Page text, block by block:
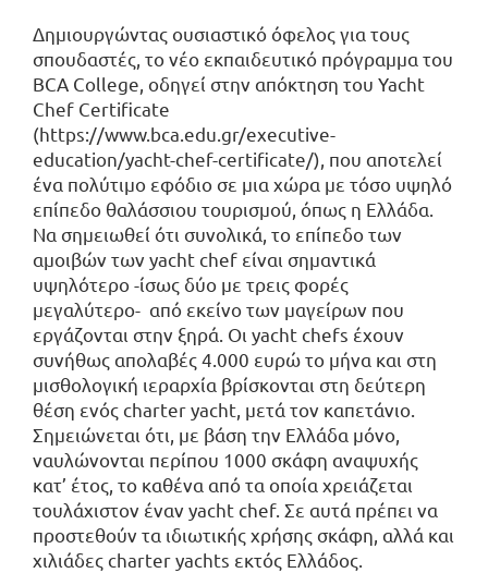
Δημιουργώντας ουσιαστικό όφελος για τους
σπουδαστές, τo νέο εκπαιδευτικό πρόγραμμα του
BCA College, οδηγεί στην απόκτηση του Yacht
Chef Certificate
(https://www.bca.edu.gr/executive-
education/yacht-chef-certificate/), που αποτελεί
ένα πολύτιμο εφόδιο σε μια χώρα με τόσο υψηλό
επίπεδο θαλάσσιου τουρισμού, όπως η Ελλάδα.
Να σημειωθεί ότι συνολικά, το επίπεδο των
αμοιβών των yacht chef είναι σημαντικά
υψηλότερο -ίσως δύο με τρεις φορές
μεγαλύτερο- από εκείνο των μαγείρων που
εργάζονται στην ξηρά. Οι yacht chefs έχουν
συνήθως απολαβές 4.000 ευρώ το μήνα και στη
μισθολογική ιεραρχία βρίσκονται στη δεύτερη
θέση ενός charter yacht, μετά τον καπετάνιο.
Σημειώνεται ότι, με βάση την Ελλάδα μόνο,
ναυλώνονται περίπου 1000 σκάφη αναψυχής
κατ’ έτος, το καθένα από τα οποία χρειάζεται
τουλάχιστον έναν yacht chef. Σε αυτά πρέπει να
προστεθούν τα ιδιωτικής χρήσης σκάφη, αλλά και
χιλιάδες charter yachts εκτός Ελλάδος.